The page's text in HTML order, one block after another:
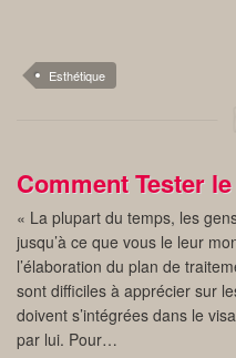
Esthétique
Comment Tester
« La plupart du temps, les
jusqu’à ce que vous le leur
l’élaboration du plan de
sont difficiles à apprécier sur
doivent s’intégrées dans le
par lui. Pour…